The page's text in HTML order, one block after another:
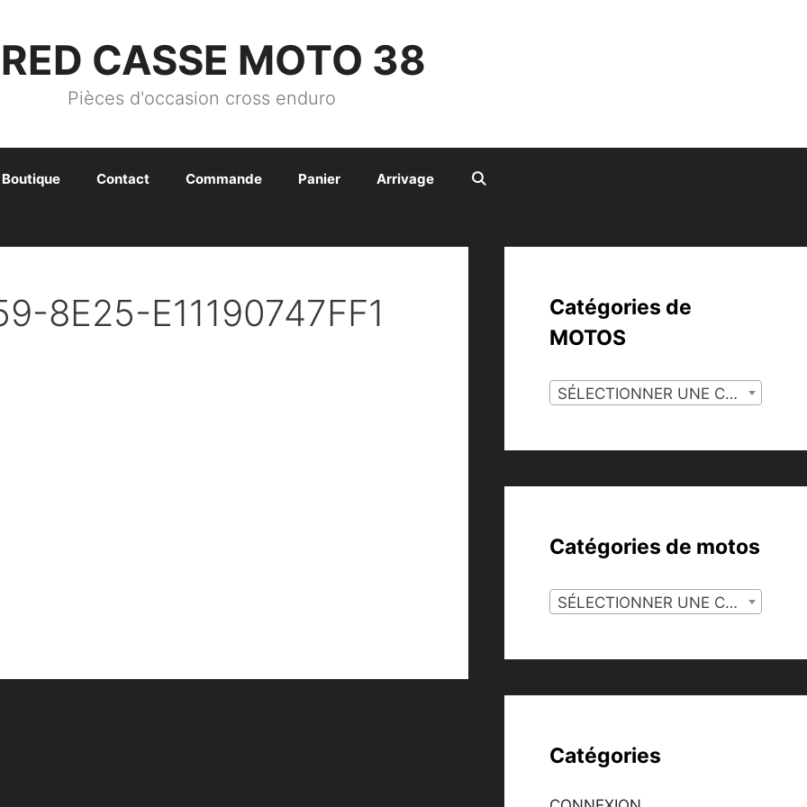
CASSE MOTO 38
Pièces d'occasion cross enduro
Boutique Contact Commande Panier Arrivage
8E25-E11190747FF1
Catégories de
MOTOS
SÉLECTIONNER UNE CATÉGORIE
Catégories de motos
SÉLECTIONNER UNE CATÉGORIE
Catégories